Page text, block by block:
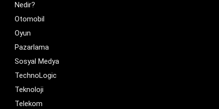
Nedir?
Otomobil
Oyun
Pazarlama
Sosyal Medya
TechnoLogic
Teknoloji
Telekom